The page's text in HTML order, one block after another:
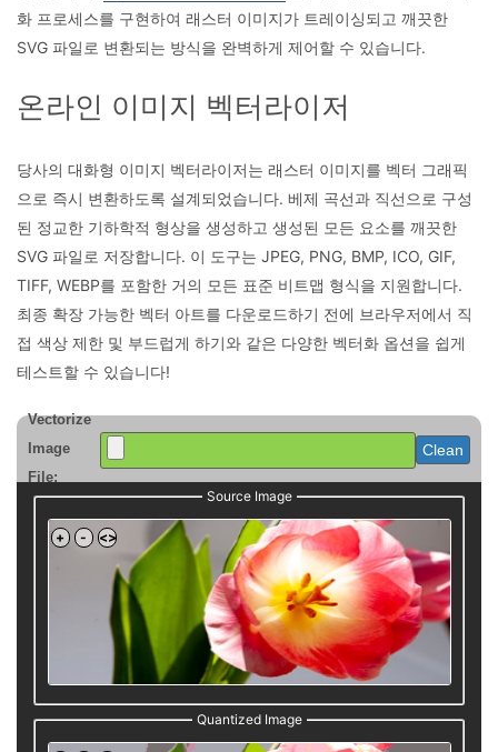
화 프로세스를 구현하여 래스터 이미지가 트레이싱되고 깨끗한
SVG 파일로 변환되는 방식을 완벽하게 제어할 수 있습니다.
온라인 이미지 벡터라이저
당사의 대화형 이미지 벡터라이저는 래스터 이미지를 벡터 그래픽
으로 즉시 변환하도록 설계되었습니다. 베제 곡선과 직선으로 구성
된 정교한 기하학적 형상을 생성하고 생성된 모든 요소를 깨끗한
SVG 파일로 저장합니다. 이 도구는 JPEG, PNG, BMP, ICO, GIF,
TIFF, WEBP를 포함한 거의 모든 표준 비트맵 형식을 지원합니다.
최종 확장 가능한 벡터 아트를 다운로드하기 전에 브라우저에서 직
접 색상 제한 및 부드럽게 하기와 같은 다양한 벡터화 옵션을 쉽게
테스트할 수 있습니다!
Vectorize
Image
File:
Clean
Source Image
Quantized Image